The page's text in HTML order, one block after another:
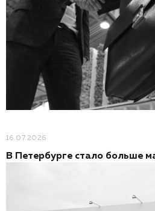
16.07.2026
В Петербурге стало больше